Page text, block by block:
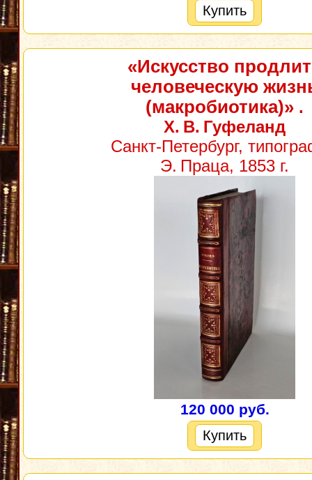
Купить
«Искусство
человеческую
(макробиотика)» .
Х. В. Гуфеланд
Санкт‑Петербург,
Э. Праца, 1853 г.
120 000 руб.
Купить